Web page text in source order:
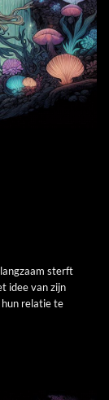
sterft
idee van zijn
relatie te